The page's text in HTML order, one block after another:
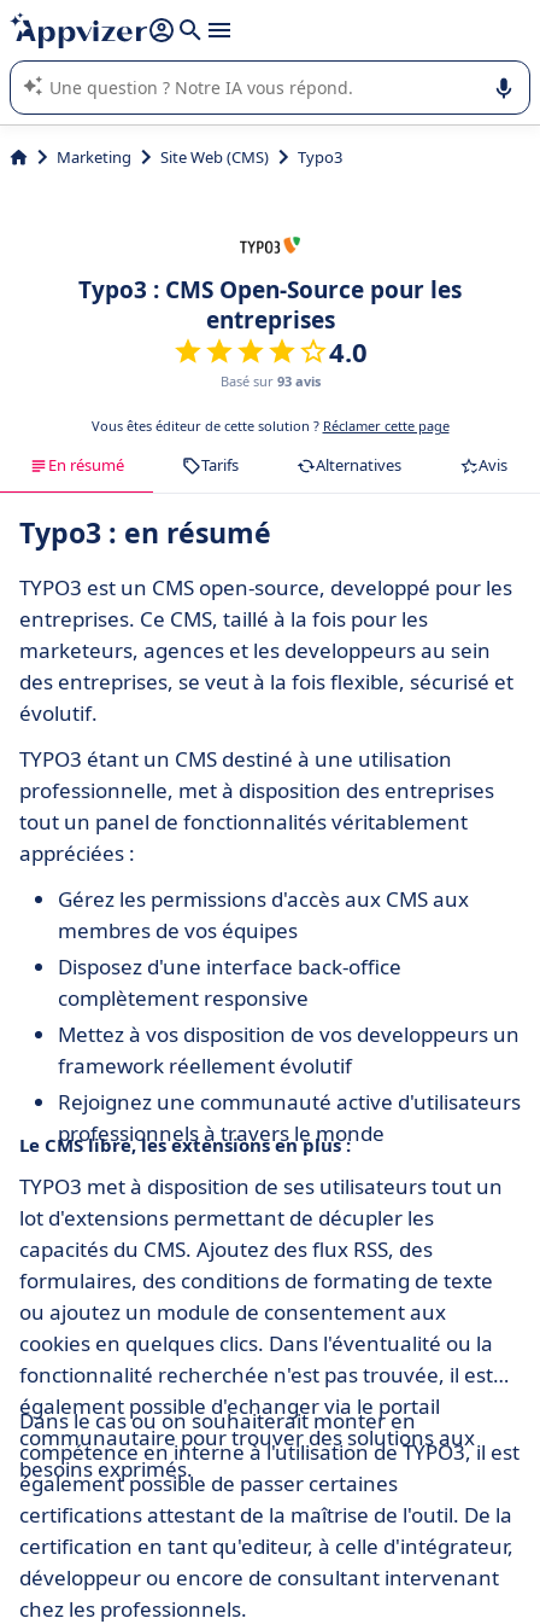
répondre (plusieurs lignes avec
L'IA de Appvizer vous guide dans l'utilisation ou la sélection de
logiciel SaaS en entreprise.
Marketing Site Web (CMS) Typo3
Typo3 : CMS Open-Source pour les
entreprises
4.0
Basé sur 93 avis
Vous êtes éditeur de cette solution ? Réclamer cette page
En résumé Tarifs Alternatives Avis
Typo3 : en résumé
TYPO3 est un CMS open-source, developpé pour les
entreprises. Ce CMS, taillé à la fois pour les
marketeurs, agences et les developpeurs au sein
des entreprises, se veut à la fois flexible, sécurisé et
évolutif.
TYPO3 étant un CMS destiné à une utilisation
professionnelle, met à disposition des entreprises
tout un panel de fonctionnalités véritablement
appréciées :
Gérez les permissions d'accès aux CMS aux
membres de vos équipes
Disposez d'une interface back-office
complètement responsive
Mettez à vos disposition de vos developpeurs un
framework réellement évolutif
Rejoignez une communauté active d'utilisateurs
professionnels à travers le monde
Le CMS libre, les extensions en plus :
TYPO3 met à disposition de ses utilisateurs tout un
lot d'extensions permettant de décupler les
capacités du CMS. Ajoutez des flux RSS, des
formulaires, des conditions de formating de texte
ou ajoutez un module de consentement aux
cookies en quelques clics. Dans l'éventualité ou la
fonctionnalité recherchée n'est pas trouvée, il est
également possible d'echanger via le portail
communautaire pour trouver des solutions aux
besoins exprimés.
Dans le cas ou on souhaiterait monter en
compétence en interne à l'utilisation de TYPO3, il est
également possible de passer certaines
certifications attestant de la maîtrise de l'outil. De la
certification en tant qu'editeur, à celle d'intégrateur,
développeur ou encore de consultant intervenant
chez les professionnels.